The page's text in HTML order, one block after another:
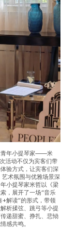
活动不仅为宾客们带
验方式，让宾客们深
术氛围与优雅场景深
小提琴家米哲以《梁
，展开了一场“音乐
+解读”的形式，带领
析揉弦、跳弓等小提
递甜蜜、挣扎、悲恸
感共鸣。